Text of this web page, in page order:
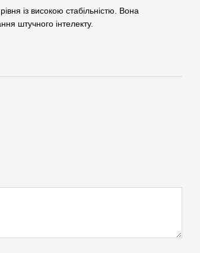
із високою стабільністю. Вона
штучного інтелекту.